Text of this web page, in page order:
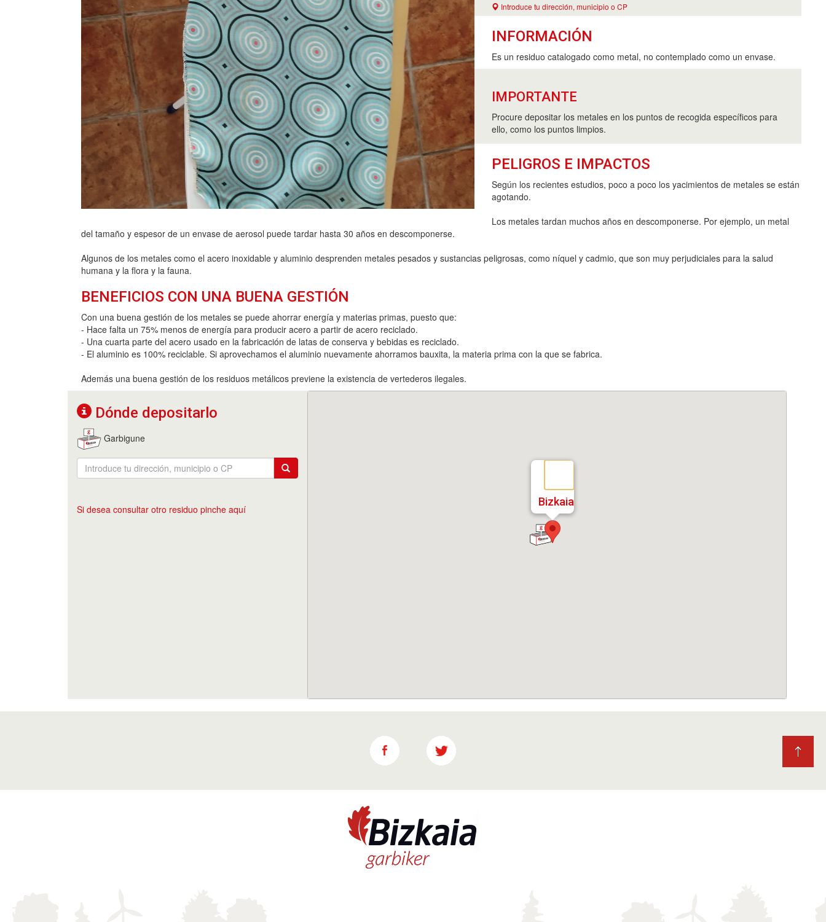
Introduce tu dirección, municipio o CP
INFORMACIÓN
Es un residuo catalogado como metal, no contemplado como un envase.
IMPORTANTE
Procure depositar los metales en los puntos de recogida específicos para
ello, como los puntos limpios.
PELIGROS E IMPACTOS
Según los recientes estudios, poco a poco los yacimientos de metales se están
agotando.
Los metales tardan muchos años en descomponerse. Por ejemplo, un metal
del tamaño y espesor de un envase de aerosol puede tardar hasta 30 años en descomponerse.
Algunos de los metales como el acero inoxidable y aluminio desprenden metales pesados y sustancias peligrosas, como níquel y cadmio, que son muy perjudiciales para la salud
humana y la flora y la fauna.
BENEFICIOS CON UNA BUENA GESTIÓN
Con una buena gestión de los metales se puede ahorrar energía y materias primas, puesto que:
- Hace falta un 75% menos de energía para producir acero a partir de acero reciclado.
- Una cuarta parte del acero usado en la fabricación de latas de conserva y bebidas es reciclado.
- El aluminio es 100% reciclable. Si aprovechamos el aluminio nuevamente ahorramos bauxita, la materia prima con la que se fabrica.
Además una buena gestión de los residuos metálicos previene la existencia de vertederos ilegales.
Dónde depositarlo
Garbigune
Si desea consultar otro residuo pinche aquí
Bizkaia